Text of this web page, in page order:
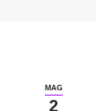
MAG
2